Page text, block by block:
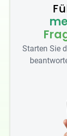
Starten Sie